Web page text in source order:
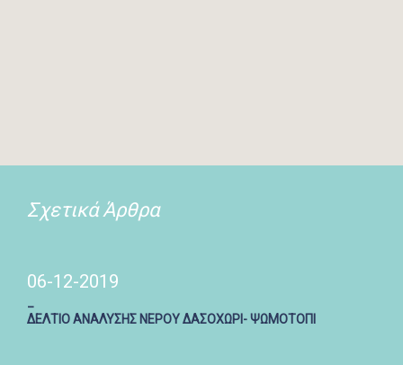
Σχετικά Άρθρα
06-12-2019
ΔΕΛΤΙΟ ΑΝΑΛΥΣΗΣ ΝΕΡΟΥ ΔΑΣΟΧΩΡΙ- ΨΩΜΟΤΟΠΙ